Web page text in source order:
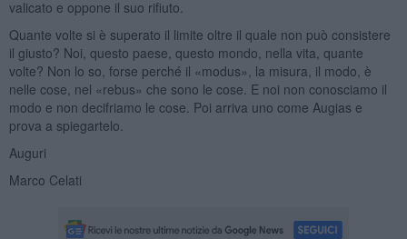
valicato e oppone il suo rifiuto.
Quante volte si è superato il limite oltre il quale non può consistere
il giusto? Noi, questo paese, questo mondo, nella vita, quante
volte? Non lo so, forse perché il «modus», la misura, il modo, è
nelle cose, nel «rebus» che sono le cose. E noi non conosciamo il
modo e non decifriamo le cose. Poi arriva uno come Augias e
prova a spiegartelo.
Auguri
Marco Celati